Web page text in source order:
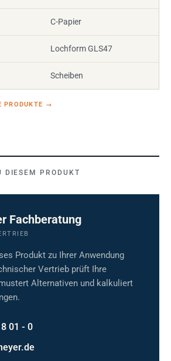
C-Papier
Lochform GLS47
Scheiben
PRODUKTE →
DIESEM PRODUKT
Fachberatung
Produkt zu Ihrer Anwendung
Vertrieb prüft Ihre
Alternativen und kalkuliert
01 - 0